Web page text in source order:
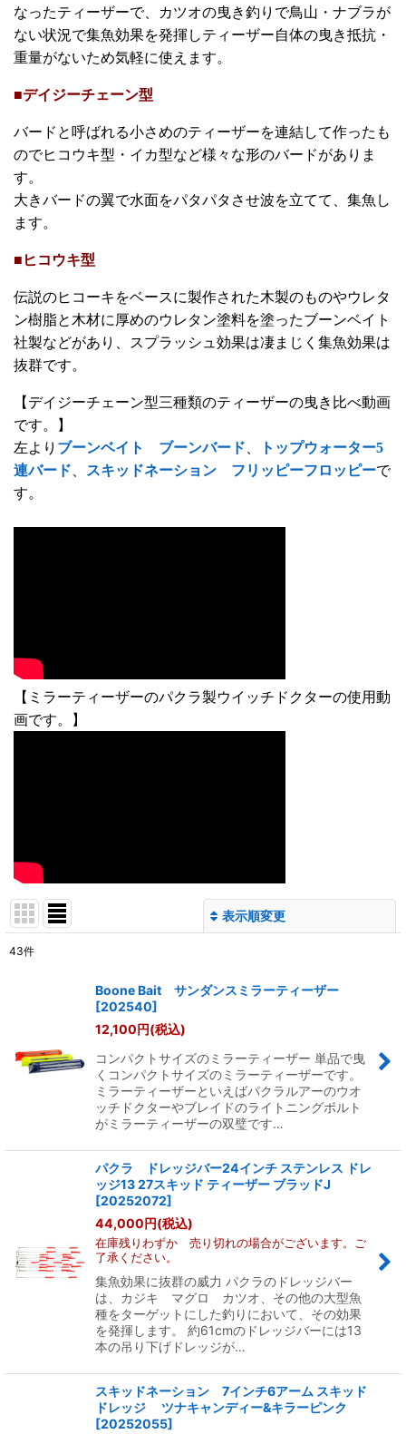
なったティーザーで、カツオの曳き釣りで鳥山・ナブラが
ない状況で集魚効果を発揮しティーザー自体の曳き抵抗・
重量がないため気軽に使えます。
■デイジーチェーン型
バードと呼ばれる小さめのティーザーを連結して作ったも
のでヒコウキ型・イカ型など様々な形のバードがありま
す。
大きバードの翼で水面をパタパタさせ波を立てて、集魚し
ます。
■ヒコウキ型
伝説のヒコーキをベースに製作された木製のものやウレタ
ン樹脂と木材に厚めのウレタン塗料を塗ったブーンベイト
社製などがあり、スプラッシュ効果は凄まじく集魚効果は
抜群です。
【デイジーチェーン型三種類のティーザーの曳き比べ動画
です。】
左より ブーンベイト ブーンバード
トップウォーター5
連バード
スキッドネーション フリッピーフロッピーで
す。
【ミラーティーザーのパクラ製ウイッチドクターの使用動
画です。】
表示順変更
サブカテゴリ
43件
Boone Bait サンダンスミラーティーザー
[202540]
12,100円(税込)
コンパクトサイズのミラーティーザー 単品で曳
くコンパクトサイズのミラーティーザーです。
ミラーティーザーといえばパクラルアーのウオ
ッチドクターやブレイドのライトニングボルト
がミラーティーザーの双璧です…
パクラ ドレッジバー24インチ ステンレス ドレ
ッジ13 27スキッド ティーザー ブラッドJ
[20252072]
44,000円(税込)
在庫残りわずか 売り切れの場合がございます。ご
了承ください。
集魚効果に抜群の威力 パクラのドレッジバー
は、カジキ マグロ カツオ、その他の大型魚
種をターゲットにした釣りにおいて、その効果
を発揮します。 約61cmのドレッジバーには13
本の吊り下げドレッジが…
スキッドネーション 7インチ6アーム スキッド
ドレッジ ツナキャンディー&キラーピンク
[20252055]